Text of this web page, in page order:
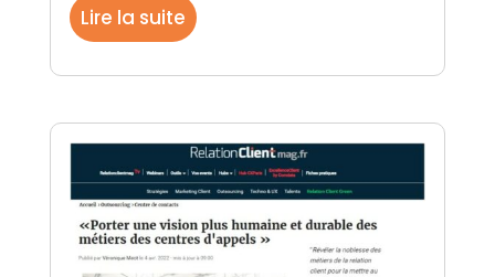
Lire la suite